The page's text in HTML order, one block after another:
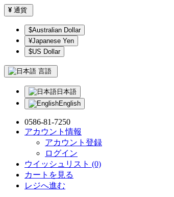
¥ 通貨
$Australian Dollar
¥Japanese Yen
$US Dollar
言語
日本語
English
0586-81-7250
アカウント情報
アカウント登録
ログイン
ウイッシュリスト (0)
カートを見る
レジへ進む